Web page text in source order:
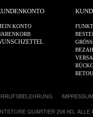
KONTO
IMPRESSUM
QUARTIER 206 KG, ALLE